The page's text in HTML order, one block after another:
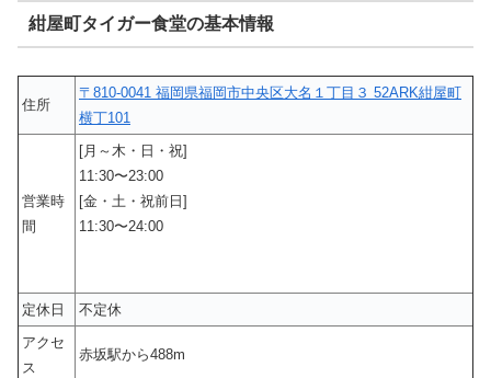
紺屋町タイガー食堂の基本情報
住所
〒810-0041 福岡県福岡市中央区大名１丁目３ 52ARK紺屋町
横丁101
営業時
間
[月～木・日・祝]
11:30〜23:00
[金・土・祝前日]
11:30〜24:00
定休日
不定休
アクセ
ス
赤坂駅から488m